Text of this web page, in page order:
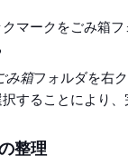
マークをごみ箱
み箱フォルダを右
択することにより、
整理